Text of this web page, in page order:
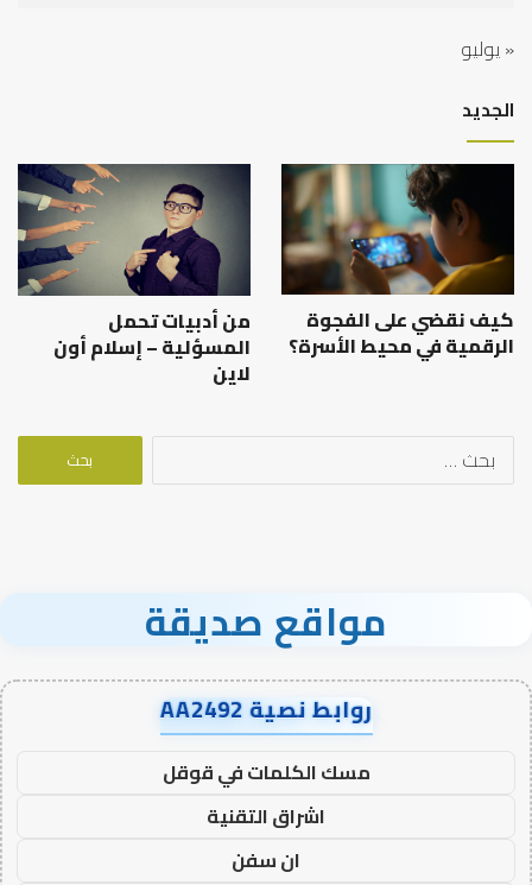
« يوليو
الجديد
كيف نقضي على الفجوة
الرقمية في محيط الأسرة؟
من أدبيات تحمل
المسؤلية – إسلام أون
لاين
البحث
مواقع صديقة
روابط نصية AA2492
مسك الكلمات في قوقل
اشراق التقنية
ان سفن